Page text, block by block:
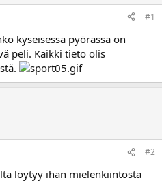
#1
kyseisessä pyörässä on
peli. Kaikki tieto olis
#2
löytyy ihan mielenkiintosta